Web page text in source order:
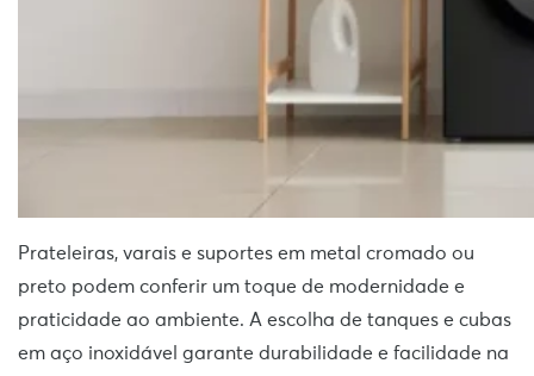
Prateleiras, varais e suportes em metal cromado ou
preto podem conferir um toque de modernidade e
praticidade ao ambiente. A escolha de tanques e cubas
em aço inoxidável garante durabilidade e facilidade na